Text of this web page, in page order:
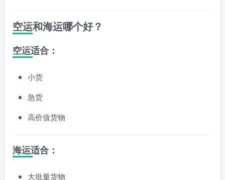
空运和海运哪个好？
空运适合：
小货
急货
高价值货物
海运适合：
大批量货物